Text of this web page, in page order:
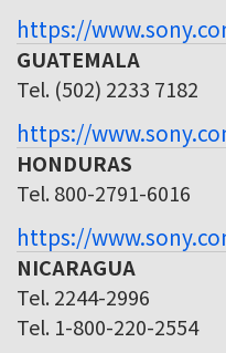
https://
GUATEMALA
Tel. (502) 2233 7182
https://
HONDURAS
Tel. 800-2791-6016
https://
NICARAGUA
Tel. 2244-2996
Tel. 1-800-220-2554